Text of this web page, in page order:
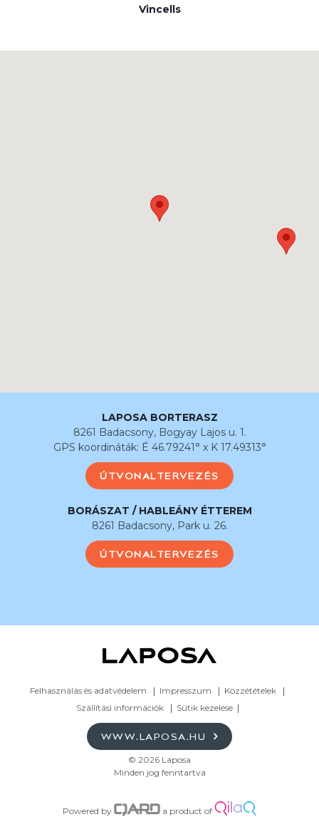
Vincells
LAPOSA BORTERASZ
8261 Badacsony, Bogyay Lajos u. 1.
GPS koordináták: É 46.79241° x K 17.49313°
ÚTVONALTERVEZÉS
BORÁSZAT / HABLEÁNY ÉTTEREM
8261 Badacsony, Park u. 26.
ÚTVONALTERVEZÉS
Felhasználás és adatvédelem Impresszum
Közzétételek
Szállítási információk
Sütik kezelése
WWW.LAPOSA.HU
© 2026 Laposa
Minden jog fenntartva
Powered by a product of